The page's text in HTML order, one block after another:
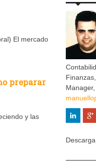
El mercado
preparar
y las